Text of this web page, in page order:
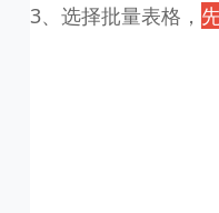
3、选择批量表格，